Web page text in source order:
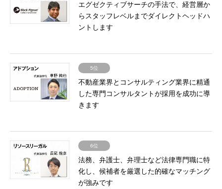
エグゼクティブサーチの手法で、経営層か
らスタッフレベルまでダイレクトヘッドハ
ントします
5位
不動産業界とコンサルティング業界に精通
した専門コンサルタントが採用を成功に導
きます
6位
法務、弁護士、弁理士など法律専門職に特
化し、候補者を厳選した的確なマッチング
が強みです